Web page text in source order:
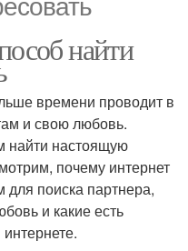
найти
времени проводит в
и свою любовь.
найти настоящую
почему интернет
поиска партнера,
и какие есть